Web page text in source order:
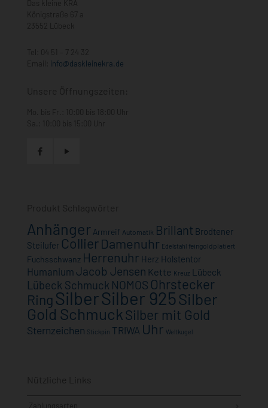
info@daskleinekra.de
Anhänger Armreif Automatik Brillant Brodtener
Steilufer CollierDamenuhr Edelstahl feingoldplatiert
Fuchsschwanz Herrenuhr Herz Holstentor
Humanium Jacob Jensen Kette Kreuz Lübeck
Lübeck Schmuck NOMOS Ohrstecker
Ring SilberSilber 925Silber
Gold Schmuck Silber mit Gold
Sternzeichen Stickpin TRIWA Uhr Weltkugel